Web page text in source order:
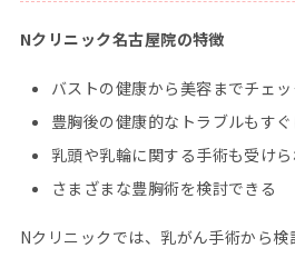
Nクリニック名古屋院の特徴
バストの健康から美容までチェ
豊胸後の健康的なトラブルもす
乳頭や乳輪に関する手術も受けら
さまざまな豊胸術を検討できる
Nクリニックでは、乳がん手術から